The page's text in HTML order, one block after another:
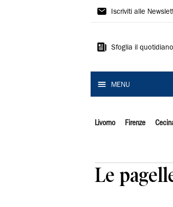
Il
Iscriviti alle
Sfoglia il quotidiano
MENU
Livorno Firenze
Le